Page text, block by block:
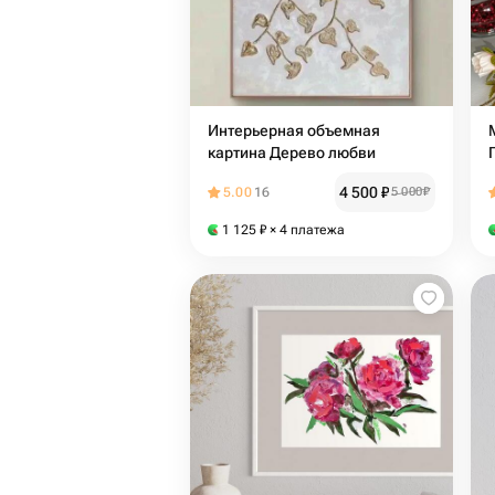
Интерьерная объемная
картина Дерево любви
5.00 16 4 500₽5 000₽
1 125 ₽ × 4 платежа